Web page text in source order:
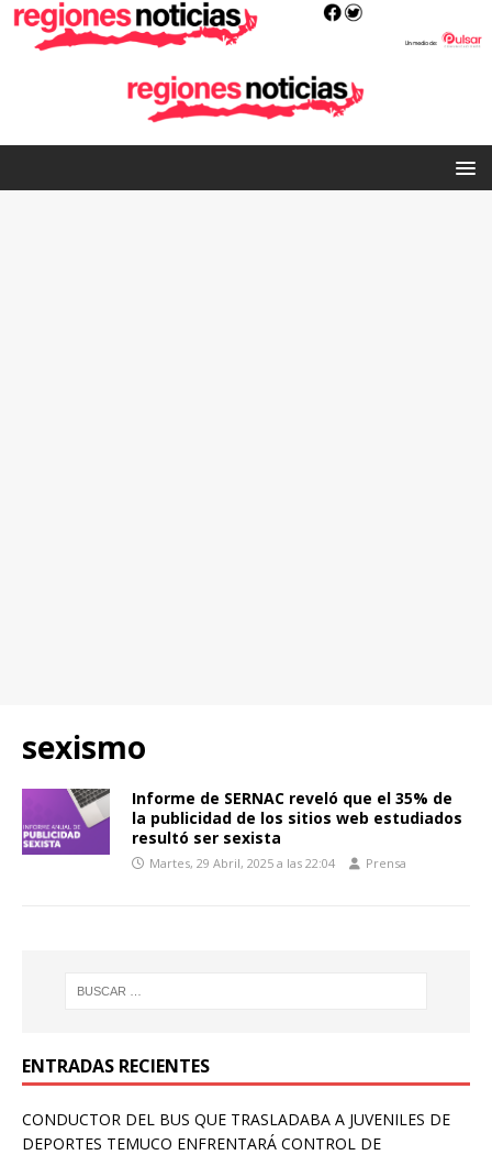
sexismo
Informe de SERNAC reveló que el 35% de
la publicidad de los sitios web estudiados
resultó ser sexista
Martes, 29 Abril, 2025 a las 22:04 Prensa
ENTRADAS RECIENTES
CONDUCTOR DEL BUS QUE TRASLADABA A JUVENILES DE
DEPORTES TEMUCO ENFRENTARÁ CONTROL DE